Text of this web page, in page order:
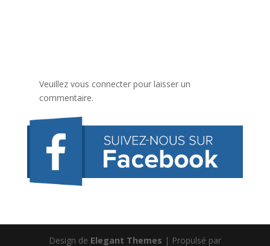
Veuillez vous connecter pour laisser un
commentaire.
Design de Elegant Themes | Propulsé par